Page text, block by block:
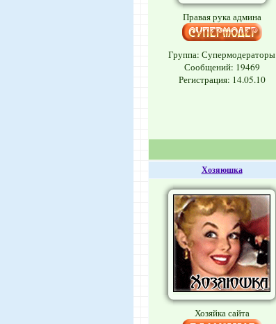
Правая рука админа
Группа: Супермодераторы
Сообщений: 19469
Регистрация: 14.05.10
Хозяюшка
Хозяйка сайта